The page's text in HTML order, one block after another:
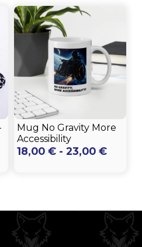
Mug No Gravity More
Accessibility
18,00 € - 23,00 €Fascia
a
23,00